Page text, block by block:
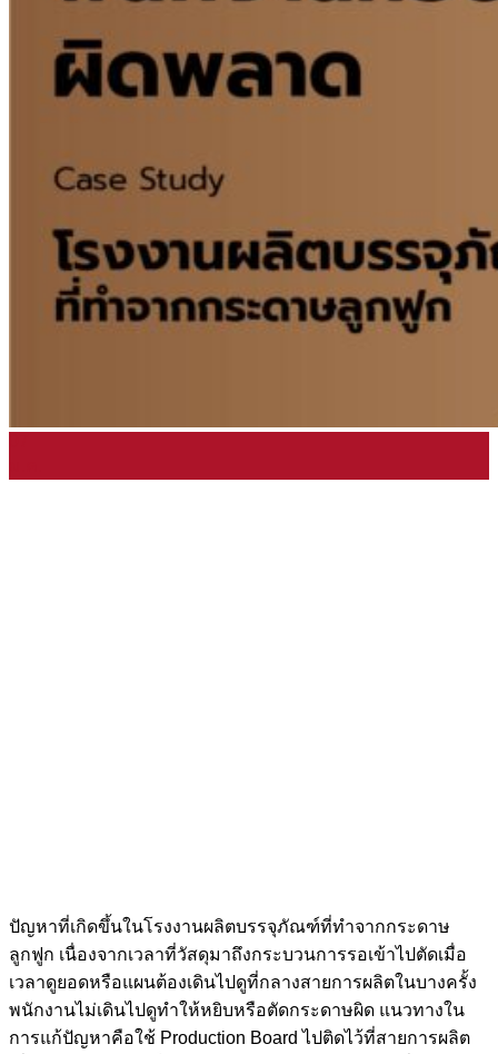
ปัญหาที่เกิดขึ้นในโรงงานผลิตบรรจุภัณฑ์ที่ทำจากกระดาษ
ลูกฟูก เนื่องจากเวลาที่วัสดุมาถึงกระบวนการรอเข้าไปตัดเมื่อ
เวลาดูยอดหรือแผนต้องเดินไปดูที่กลางสายการผลิตในบางครั้ง
พนักงานไม่เดินไปดูทำให้หยิบหรือตัดกระดาษผิด แนวทางใน
การแก้ปัญหาคือใช้ Production Board ไปติดไว้ที่สายการผลิต